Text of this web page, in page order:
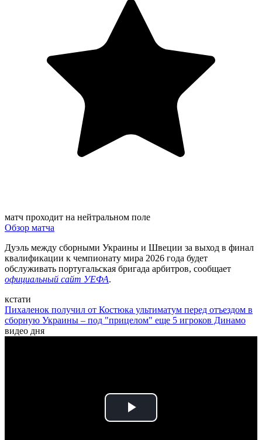
матч проходит на нейтральном поле
Обзор матча
Дуэль между сборными Украины и Швеции за выход в финал
квалификации к чемпионату мира 2026 года будет
обслуживать португальская бригада арбитров, сообщает
официальный сайт УЕФА.
кстати
Пихаленок получил от Костюка ультиматум перед отъездом в
сборную Украины – под "прицелом" еще 5 игроков Динамо
видео дня
Play